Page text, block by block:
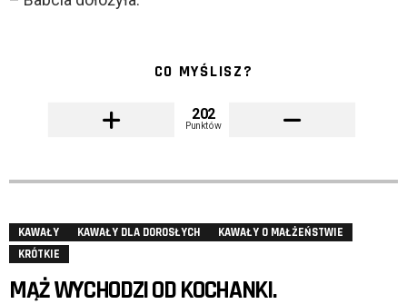
CO MYŚLISZ?
202
Punktów
KAWAŁY KAWAŁY DLA DOROSŁYCH
KAWAŁY O MAŁŻEŃSTWIE
KRÓTKIE
MĄŻ WYCHODZI OD KOCHANKI.